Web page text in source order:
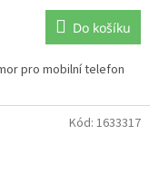
Do košíku
pro mobilní telefon
Kód: 1633317